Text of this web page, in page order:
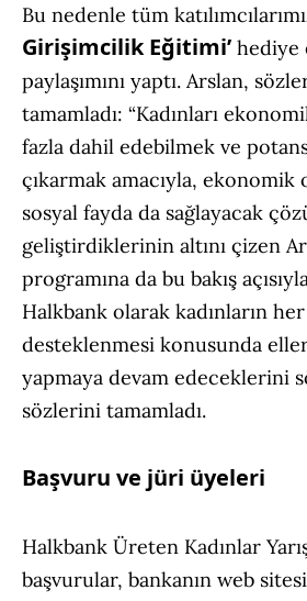
Bu nedenle tüm
Girişimcilik Eğitimi’ hediye
paylaşımını yaptı. Arslan,
tamamladı: “Kadınları
fazla dahil edebilmek ve
çıkarmak amacıyla, ekonomik
sosyal fayda da sağlayacak
geliştirdiklerinin altını çizen
programına da bu bakış
Halkbank olarak kadınların
desteklenmesi konusunda
yapmaya devam edeceklerini
sözlerini tamamladı.
Başvuru ve jüri üyeleri
Halkbank Üreten Kadınlar
başvurular, bankanın web sitesi